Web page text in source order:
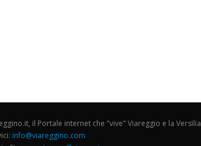
il Portale internet che "vive" Viareggio e la Versilia
info@viareggino.com